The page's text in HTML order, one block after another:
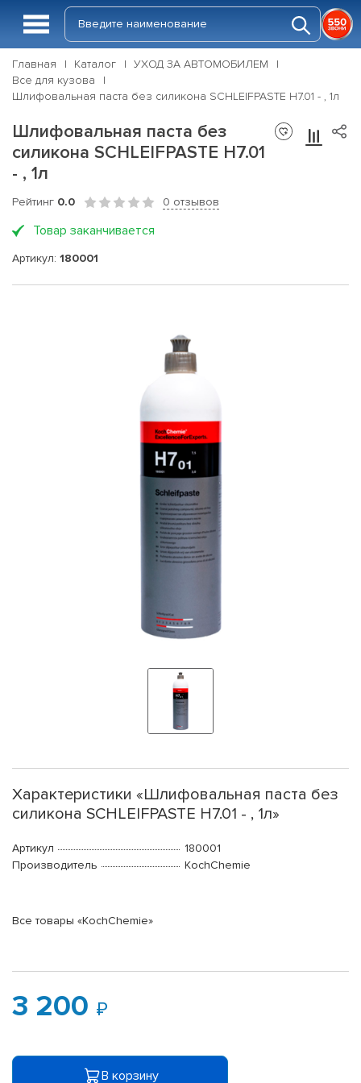
Главная Каталог
УХОД ЗА АВТОМОБИЛЕМ
Все для кузова
Шлифовальная паста без силикона SCHLEIFPASTE H7.01 - , 1л
Шлифовальная паста без
силикона SCHLEIFPASTE H7.01
- , 1л
Рейтинг 0.0 0 отзывов
Товар заканчивается
Артикул: 180001
Характеристики «Шлифовальная паста без
силикона SCHLEIFPASTE H7.01 - , 1л»
Артикул
180001
Производитель
KochChemie
Все товары «KochChemie»
3 200
В корзину